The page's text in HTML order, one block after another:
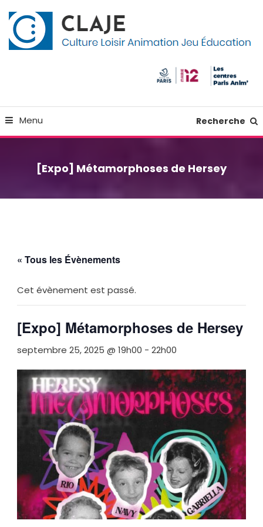
To
Content
Menu Recherche
[Expo] Métamorphoses de Hersey
« Tous les Évènements
Cet évènement est passé.
[Expo] Métamorphoses de Hersey
septembre 25, 2025 @ 19h00 - 22h00